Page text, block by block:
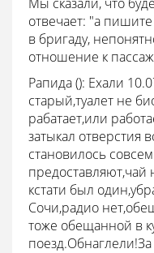
отвечает: "а
в бригаду,
отношение к
Рапида (): Ехали
старый,туалет не
рабатает,или
затыкал отверстия
становилось
кстати был
Сочи,радио
тоже обещанной в